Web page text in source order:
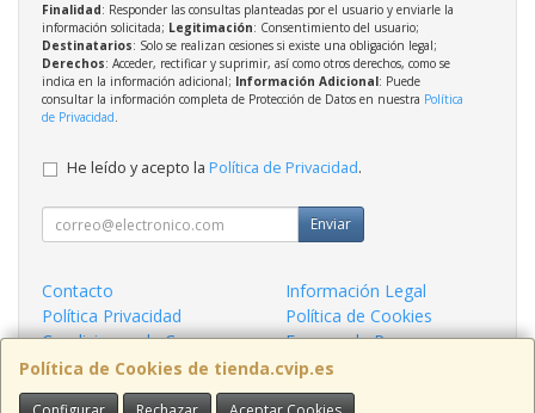
Política de Cookies de tienda.cvip.es
Finalidad: Responder las consultas planteadas por el usuario y enviarle la
información solicitada; Legitimación: Consentimiento del usuario;
Destinatarios: Solo se realizan cesiones si existe una obligación legal;
Derechos: Acceder, rectificar y suprimir, así como otros derechos, como se
indica en la información adicional; Información Adicional: Puede
consultar la información completa de Protección de Datos en nuestra Política
de Privacidad.
He leído y acepto la Política de Privacidad.
Enviar
Contacto
Información Legal
Política Privacidad
Política de Cookies
Condiciones de Compra
Formas de Pago
¿Quienes Somos?